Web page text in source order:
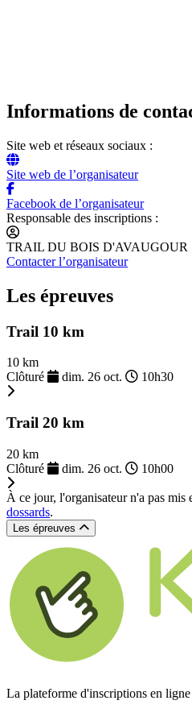
Informations de
Site web et réseaux sociaux :
Site web de l’organisateur
Facebook de l’organisateur
Responsable des inscriptions :
TRAIL DU BOIS D'AVAUGOUR
Contacter l’organisateur
Les épreuves
Trail 10 km
10 km
Clôturé
dim. 26 oct. 10h30
Trail 20 km
20 km
Clôturé
dim. 26 oct. 10h00
À ce jour, l'organisateur n'a pas mis
dossards.
Les épreuves
La plateforme d'inscriptions en